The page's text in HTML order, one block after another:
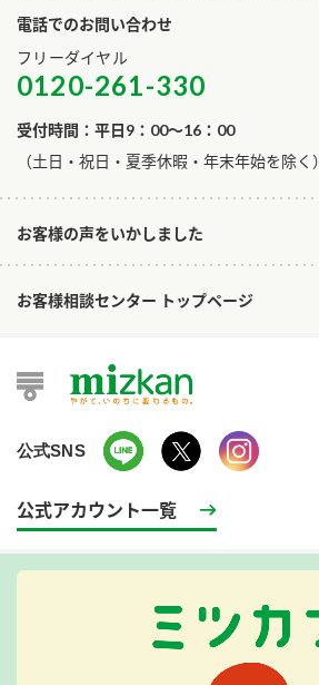
電話でのお問い合わせ
フリーダイヤル
0120-261-330
受付時間：平日9：00～16：00
​（土日・祝日・夏季休暇・年末年始を除く）
お客様の声をいかしました
お客様相談センター トップページ
公式SNS
公式アカウント一覧